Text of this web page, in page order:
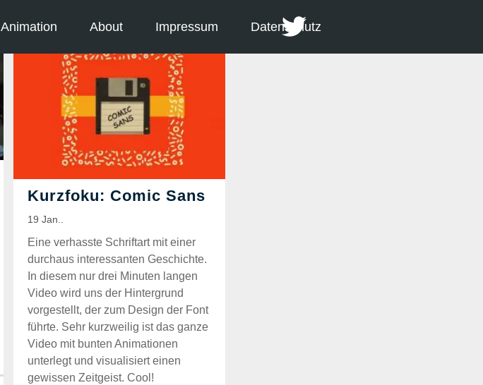
Animation About Impressum Datenschutz
Eine verhasste Schriftart mit einer
durchaus interessanten Geschichte.
In diesem nur drei Minuten langen
Video wird uns der Hintergrund
vorgestellt, der zum Design der Font
führte. Sehr kurzweilig ist das ganze
Video mit bunten Animationen
unterlegt und visualisiert einen
gewissen Zeitgeist. Cool!